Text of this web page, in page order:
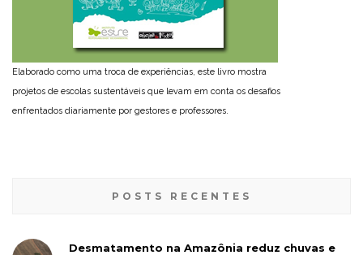
Elaborado como uma troca de experiências, este livro mostra
projetos de escolas sustentáveis que levam em conta os desafios
enfrentados diariamente por gestores e professores.
POSTS RECENTES
Desmatamento na Amazônia reduz chuvas e